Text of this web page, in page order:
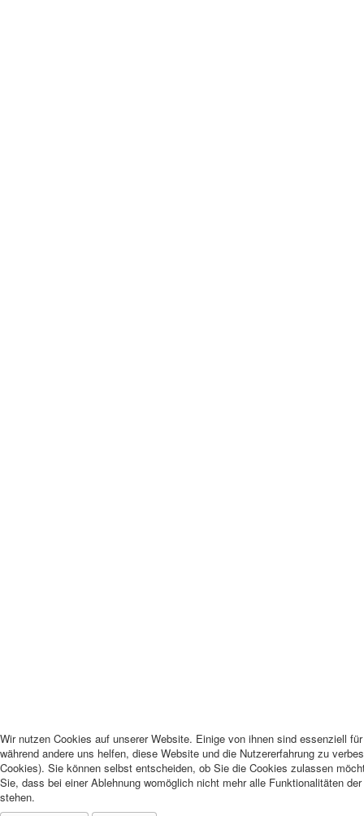
Wir nutzen Cookies auf unserer Website. Einige von ihnen sind essenziell
während andere uns helfen, diese Website und die Nutzererfahrung zu
Cookies). Sie können selbst entscheiden, ob Sie die Cookies zulassen
Sie, dass bei einer Ablehnung womöglich nicht mehr alle Funktionalitäten
stehen.